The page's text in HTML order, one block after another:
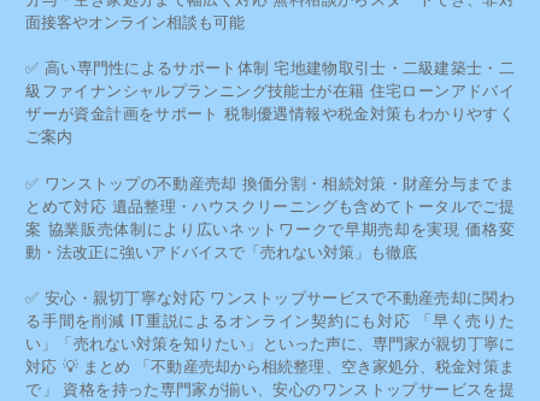
面接客やオンライン相談も可能
✅ 高い専門性によるサポート体制 宅地建物取引士・二級建築士・二
級ファイナンシャルプランニング技能士が在籍 住宅ローンアドバイ
ザーが資金計画をサポート 税制優遇情報や税金対策もわかりやすく
ご案内
✅ ワンストップの不動産売却 換価分割・相続対策・財産分与までま
とめて対応 遺品整理・ハウスクリーニングも含めてトータルでご提
案 協業販売体制により広いネットワークで早期売却を実現 価格変
動・法改正に強いアドバイスで「売れない対策」も徹底
✅ 安心・親切丁寧な対応 ワンストップサービスで不動産売却に関わ
る手間を削減 IT重説によるオンライン契約にも対応 「早く売りた
い」「売れない対策を知りたい」といった声に、専門家が親切丁寧に
対応 💡 まとめ 「不動産売却から相続整理、空き家処分、税金対策ま
で」 資格を持った専門家が揃い、安心のワンストップサービスを提